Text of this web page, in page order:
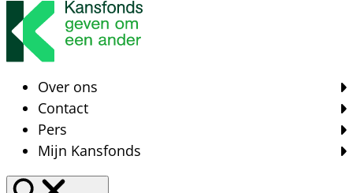
Over ons
Contact
Pers
Mijn Kansfonds